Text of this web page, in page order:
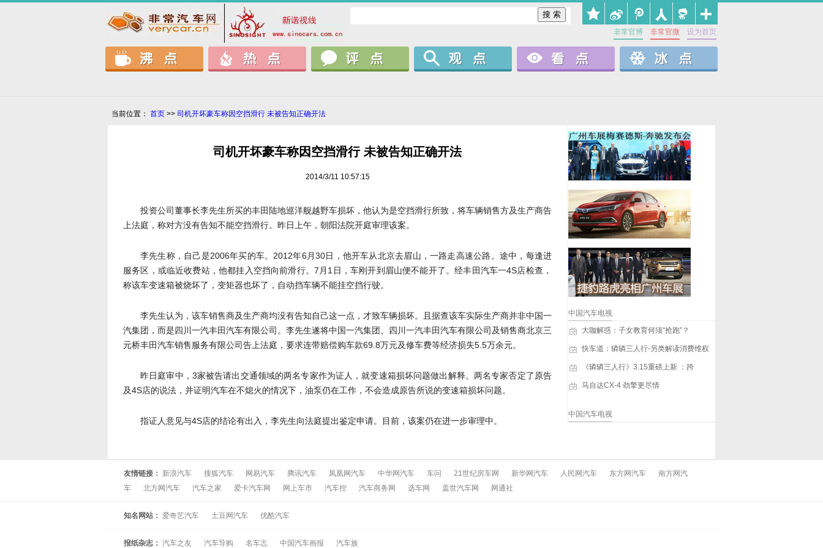
非常官博 非常官微 设为首页
当前位置： 首页 >> 司机开坏豪车称因空挡滑行 未被告知正确开法
司机开坏豪车称因空挡滑行 未被告知正确开法
2014/3/11 10:57:15
投资公司董事长李先生所买的丰田陆地巡洋舰越野车损坏，他认为是空挡滑行所致，将车辆销售方及生产商告
上法庭，称对方没有告知不能空挡滑行。昨日上午，朝阳法院开庭审理该案。
李先生称，自己是2006年买的车。2012年6月30日，他开车从北京去眉山，一路走高速公路。途中，每逢进
服务区，或临近收费站，他都挂入空挡向前滑行。7月1日，车刚开到眉山便不能开了。经丰田汽车一4S店检查，
称该车变速箱被烧坏了，变矩器也坏了，自动挡车辆不能挂空挡行驶。
李先生认为，该车销售商及生产商均没有告知自己这一点，才致车辆损坏。且据查该车实际生产商并非中国一
汽集团，而是四川一汽丰田汽车有限公司。李先生遂将中国一汽集团、四川一汽丰田汽车有限公司及销售商北京三
元桥丰田汽车销售服务有限公司告上法庭，要求连带赔偿购车款69.8万元及修车费等经济损失5.5万余元。
昨日庭审中，3家被告请出交通领域的两名专家作为证人，就变速箱损坏问题做出解释。两名专家否定了原告
及4S店的说法，并证明汽车在不熄火的情况下，油泵仍在工作，不会造成原告所说的变速箱损坏问题。
指证人意见与4S店的结论有出入，李先生向法庭提出鉴定申请。目前，该案仍在进一步审理中。
中国汽车电视
大咖解惑：子女教育何须“抢跑”？
快车道：辚辚三人行-另类解读消费维权
《辚辚三人行》3.15重磅上新 ：跨
马自达CX-4 劲擎更尽情
中国汽车电视
友情链接： 新浪汽车 搜狐汽车 网易汽车 腾讯汽车 凤凰网汽车 中华网汽车 车问 21世纪房车网 新华网汽车 人民网汽车 东方网汽车
南方网汽
车
北方网汽车 汽车之家 爱卡汽车网 网上车市 汽车控 汽车商务网 选车网 盖世汽车网 网通社
知名网站： 爱奇艺汽车 土豆网汽车 优酷汽车
报纸杂志： 汽车之友 汽车导购 名车志 中国汽车画报 汽车族